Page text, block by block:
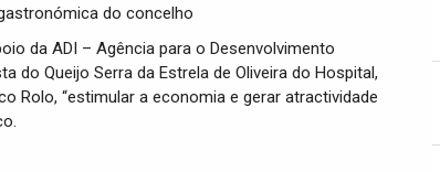
do concelho
da ADI – Agência para o Desenvolvimento
do Queijo Serra da Estrela de Oliveira do Hospital,
Rolo, “estimular a economia e gerar atractividade